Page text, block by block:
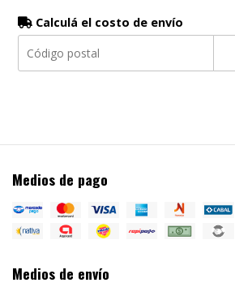
Calculá el costo de envío
Medios de pago
Medios de envío